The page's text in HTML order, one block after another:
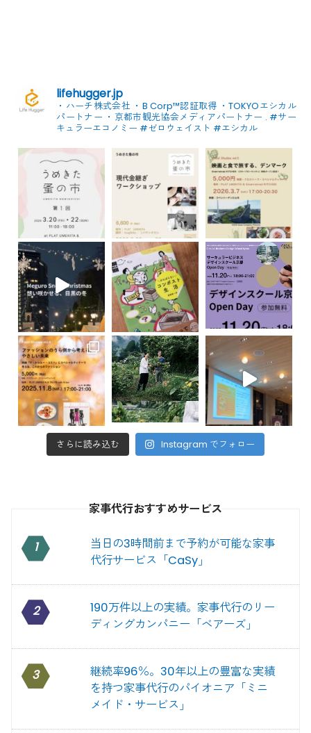
lifehugger.jp
・ハーチ株式会社 ・B Corp™認証取得 ・TOKYOエシカル
パートナー ・京都市観光協会メディアパートナー . #サー
キュラーエコノミー #ゼロウェイスト #エシカル
さらに読み込む Instagram でフォロー
家事代行おすすめサービス
1
当日の3時間前まで予約が可能な家事
代行サービス「CaSy」
2
190万件以上の実績。家事代行のリー
ディングカンパニー「ベアーズ」
3
継続率96％。30年以上の豊富な実績
を持つ家事代行のパイオニア「ミニ
メイド・サービス」